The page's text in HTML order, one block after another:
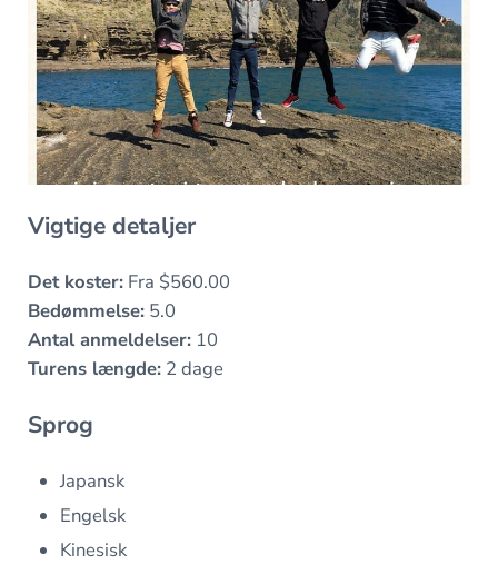
Vigtige detaljer
Det koster:Fra $560.00
Bedømmelse:5.0
Antal anmeldelser:10
Turens længde:2 dage
Sprog
Japansk
Engelsk
Kinesisk